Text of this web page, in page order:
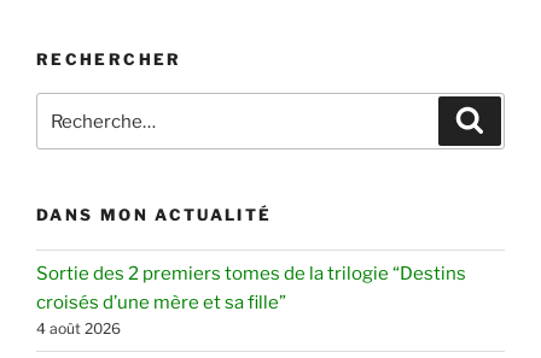
RECHERCHER
pour
DANS MON ACTUALITÉ
Sortie des 2 premiers tomes de la trilogie “Destins
croisés d’une mère et sa fille”
4 août 2026